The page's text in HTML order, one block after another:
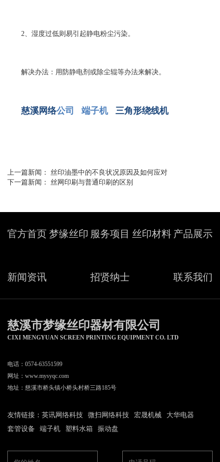
2、湿度过低则易引起静电粉尘污染。
解决办法：用防静电剂或除尘辊等办法来解决。
慈溪网络公司 端子机 三角形绕线机
上一篇新闻： 丝印油墨中的不良状况原因及如何应对
下一篇新闻： 丝网印刷与普通印刷的区别
官方首页 梦缘丝印 服务项目 丝印材料 产品展示
新闻资讯 招贤纳士 联系我们
慈溪市梦缘丝印器材有限公司
CIXI MENGYUAN SCREEN PRINTING EQUIPMENT CO. LTD
电话：0574-63551599
网址： www.mysyqc.com
地址：慈溪市桥头镇小桥头村桥三路185号
友情链接： 英讯网络科技 微扫网络科技 宏晟机械
大华电器
套管设备
端子机 塑料水箱 振动盘